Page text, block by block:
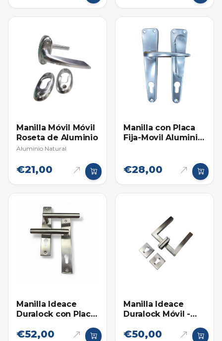
Manilla Móvil Móvil
Roseta de Aluminio
Aluminio Natural
€21,00
Manilla con Placa
Fija-Movil Aluminio
€28,00
Manilla Ideace
Duralock con Placa
Cuadrada Aluminio
€52,00
Manilla Ideace
Duralock Móvil -
€50,00